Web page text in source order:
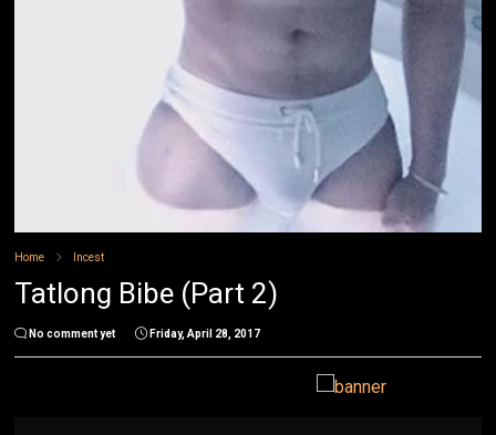
Home Incest
Tatlong Bibe (Part 2)
No comment yet Friday, April 28, 2017